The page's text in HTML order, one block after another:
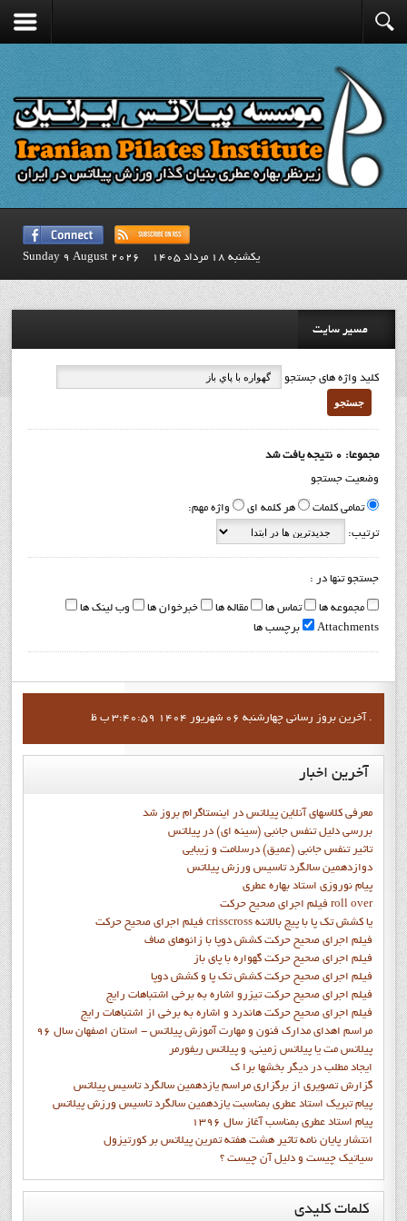
يكشنبه 18 مرداد 1405 Sunday 9 August 2026
مسیر سایت
کلید واژه های جستجو
جستجو
مجموعا: 0 نتیجه یافت شد
وضعیت جستجو
تمامی کلمات هر کلمه ای واژه مهم:
ترتیب:
جستجو تنها در :
مجموعه ها تماس ها مقاله ها خبرخوان ها
وب لینک ها
Attachments
برچسب ها
آخرين بروز رساني چهارشنبه 06 شهریور 1404 3:40:59 ب ظ .
آخرین اخبار
معرفی کلاسهای آنلاین پیلاتس در اینستاگرام بروز شد
بررسی دلیل تنفس جانبی (سینه ای) در پیلاتس
تاثیر تنفس جانبی (عمیق) درسلامت و زیبایی
دوازدهمين سالگرد تاسيس ورزش پيلاتس
پيام نوروزي استاد بهاره عطري
فيلم اجراي صحيح حرکت roll over
فيلم اجراي صحيح حركت crisscross يا كشش تك پا با پيچ بالاتنه
فيلم اجراي صحيح حرکت كشش دوپا با زانوهاي صاف
فيلم اجراي صحيح حرکت گهواره با پاي باز
فيلم اجراي صحيح حرکت کشش تک پا و کشش دوپا
فيلم اجراي صحيح حرکت تيزرو اشاره به برخي اشتباهات رايج
فيلم اجراي صحيح حرکت هاندرد و اشاره به برخي از اشتباهات رايج
مراسم اهدای مدارک فنون و مهارت آموزش پیلاتس - استان اصفهان سال 96
پیلاتس مت یا پیلاتس زمینی، و پیلاتس ریفورمر
ايجاد مطلب در ديگر بخشها برا ک
گزارش تصويري از برگزاري مراسم يازدهمين سالگرد تاسيس پيلاتس
پيام تبريک استاد عطري بمناسبت يازدهمين سالگرد تاسيس ورزش پيلاتس
پيام استاد عطري بمناسب آغاز سال 1396
انتشار پايان نامه تاثیر هشت هفته تمرین پیلاتس بر کورتیزول
سیاتیک چیست و دلیل آن چیست ؟
کلماتکلیدی